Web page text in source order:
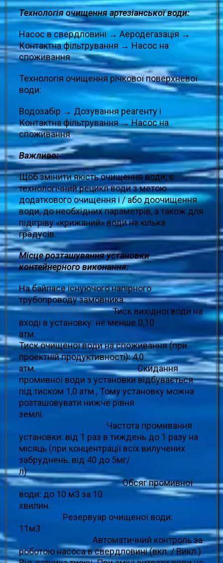
Технологія очищення артезіанської води:
Насос в свердловині → Аеродегазація →
Контактна фільтрування → Насос на
споживання
Технологія очищення річкової поверхневої
води:
Водозабір → Дозування реагенту і
Контактна фільтрування → Насос на
споживання
Важливо:
Щоб змінити якість очищення води; є
технологічний рецикл води з метою
додаткового очищення і / або доочищення
води, до необхідних параметрів, а також для
підігріву «крижаний» води на кілька
градусів.
Місце розташування установки
контейнерного виконання:
На байпасе існуючого напірного
трубопроводу замовника.
Тиск вихідної води на
вході в установку: не менше 0,10
атм.
Тиск очищеної води на споживання (при
проектній продуктивності): 4,0
атм. Скидання
промивної води з установки відбувається
під тиском 1,0 атм., Тому установку можна
розташовувати нижче рівня
землі.
Частота промивання
установки: від 1 раз в тиждень до 1 разу на
місяць (при концентрації всіх вилучених
забруднень: від 40 до 5мг/
л)
Обсяг промивної
води: до 10 м3 за 10
хвилин.
Резервуар очищеної води:
11м3
Автоматичний контроль за
роботою насоса в свердловині (вкл. / Викл.)